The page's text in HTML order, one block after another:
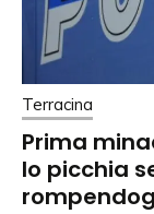
Terracina
Prima
lo picchia